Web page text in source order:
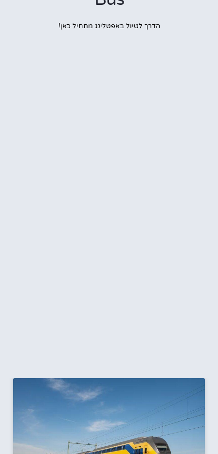
הדרך לטיול באפטלינג מתחיל כאן!